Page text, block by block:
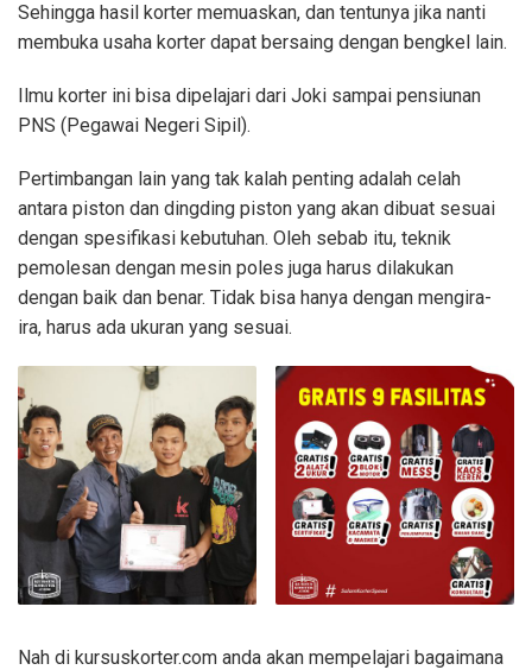
Sehingga hasil korter memuaskan, dan tentunya jika nanti
membuka usaha korter dapat bersaing dengan bengkel lain.
Ilmu korter ini bisa dipelajari dari Joki sampai pensiunan
PNS (Pegawai Negeri Sipil).
Pertimbangan lain yang tak kalah penting adalah celah
antara piston dan dingding piston yang akan dibuat sesuai
dengan spesifikasi kebutuhan. Oleh sebab itu, teknik
pemolesan dengan mesin poles juga harus dilakukan
dengan baik dan benar. Tidak bisa hanya dengan mengira-
ira, harus ada ukuran yang sesuai.
Nah di kursuskorter.com anda akan mempelajari bagaimana